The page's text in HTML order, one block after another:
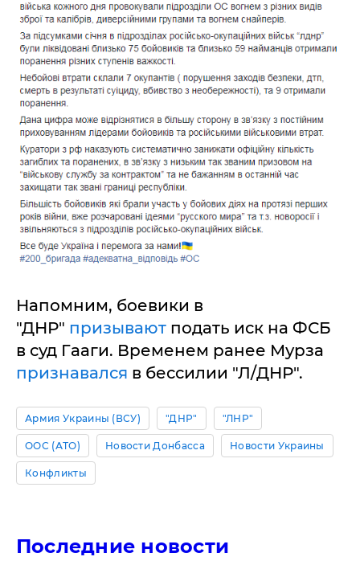
Напомним, боевики в
"ДНР" призывают подать иск на ФСБ
в суд Гааги. Временем ранее Мурза
признавался в бессилии "Л/ДНР".
Армия Украины (ВСУ) "ДНР" "ЛНР"
ООС (АТО) Новости Донбасса Новости Украины
Конфликты
Последние новости